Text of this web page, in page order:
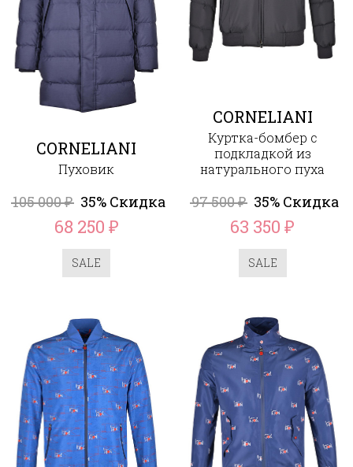
CORNELIANI
Пуховик
105 000₽ 35% Скидка
68 250 ₽
SALE
CORNELIANI
Куртка-бомбер с
подкладкой из
натурального пуха
97 500₽ 35% Скидка
63 350₽
SALE